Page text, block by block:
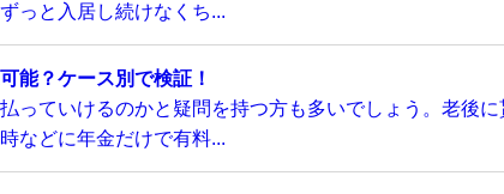
っと入居し続けなくち...
能？ケース別で検証！
っていけるのかと疑問を持つ方も多いでしょう。老後に
などに年金だけで有料...